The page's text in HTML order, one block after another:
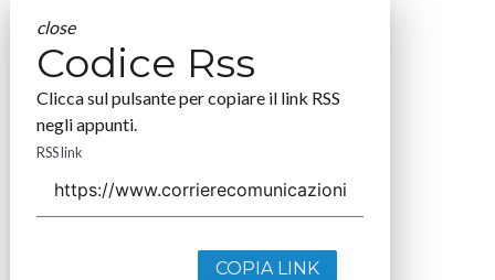
close
Codice Rss
Clicca sul pulsante per copiare il link RSS
negli appunti.
RSS link
COPIA LINK